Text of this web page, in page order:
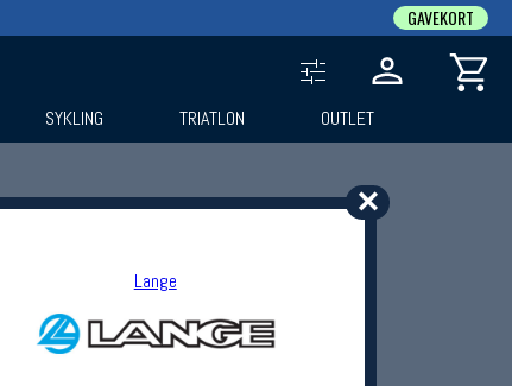
✕
Lange
GAVEKORT
SYKLING TRIATLON OUTLET